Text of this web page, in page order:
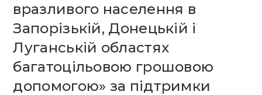
вразливого населення в
Запорізькій, Донецькій і
Луганській областях
багатоцільовою грошовою
допомогою» за підтримки